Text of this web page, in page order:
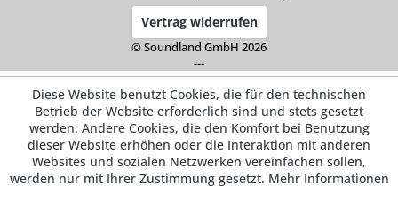
Vertrag widerrufen
© Soundland GmbH 2026
---
Diese Website benutzt Cookies, die für den technischen
Betrieb der Website erforderlich sind und stets gesetzt
werden. Andere Cookies, die den Komfort bei Benutzung
dieser Website erhöhen oder die Interaktion mit anderen
Websites und sozialen Netzwerken vereinfachen sollen,
werden nur mit Ihrer Zustimmung gesetzt. Mehr Informationen